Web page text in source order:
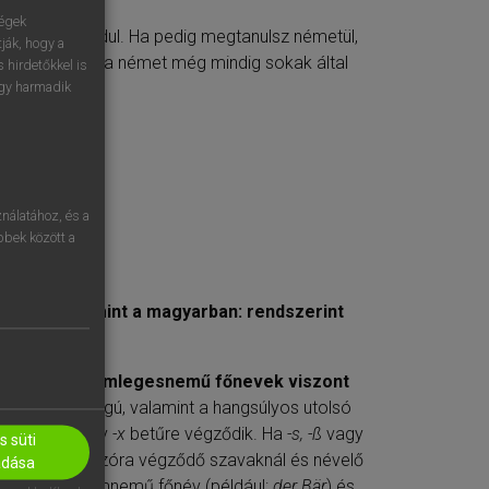
vagy hollandul. Ha pedig megtanulsz németül,
és a német még mindig sokak által
fordítva, mint a magyarban: rendszerint
hím- és semlegesnemű főnevek viszont
egy szótagú, valamint a hangsúlyos utolsó
st, -z, tz vagy -x betűre végződik. Ha -s, -ß vagy
végződő szavaknál és névelő
hogy a
hirdetőkkel is
harmadik
és a
között a
süti